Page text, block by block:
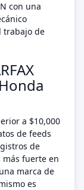
con una
trabajo de
a $10,000
de feeds
de
más fuerte en
marca de
es